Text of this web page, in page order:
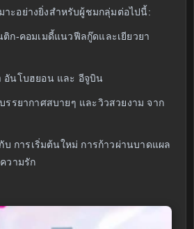
าะอย่างยิ่งสำหรับผู้ชมกลุ่มต่อไปนี้:
ก-คอมเมดี้แนวฟีลกู๊ดและเยียวยา
นโบฮยอน และ อีจูบิน
รยากาศสบายๆ และวิวสวยงาม จาก
บ การเริ่มต้นใหม่ การก้าวผ่านบาดแผล
วามรัก